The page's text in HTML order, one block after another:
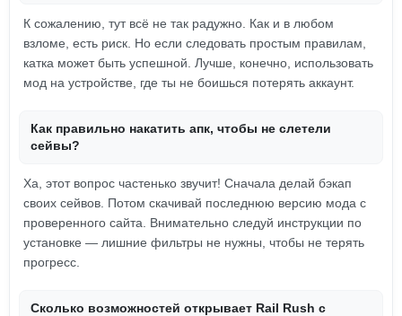
К сожалению, тут всё не так радужно. Как и в любом
взломе, есть риск. Но если следовать простым правилам,
катка может быть успешной. Лучше, конечно, использовать
мод на устройстве, где ты не боишься потерять аккаунт.
Как правильно накатить апк, чтобы не слетели
сейвы?
Ха, этот вопрос частенько звучит! Сначала делай бэкап
своих сейвов. Потом скачивай последнюю версию мода с
проверенного сайта. Внимательно следуй инструкции по
установке — лишние фильтры не нужны, чтобы не терять
прогресс.
Сколько возможностей открывает Rail Rush с